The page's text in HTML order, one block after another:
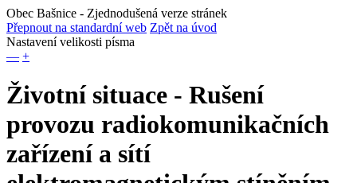
Obec Bašnice - Zjednodušená verze stránek
Přepnout na standardní web Zpět na úvod
Nastavení velikosti písma
— +
Životní situace - Rušení
provozu radiokomunikačních
zařízení a sítí